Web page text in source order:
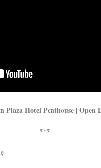
Plaza Hotel Penthouse | Open
***